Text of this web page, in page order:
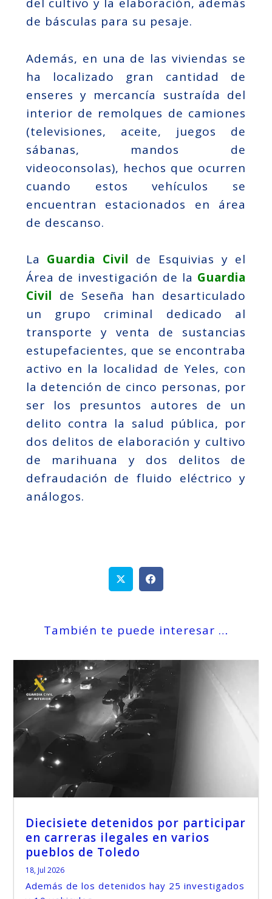
del cultivo y la elaboración, además
de básculas para su pesaje.
Además, en una de las viviendas se
ha localizado gran cantidad de
enseres y mercancía sustraída del
interior de remolques de camiones
(televisiones, aceite, juegos de
sábanas, mandos de
videoconsolas), hechos que ocurren
cuando estos vehículos se
encuentran estacionados en área
de descanso.
La Guardia Civil de Esquivias y el
Área de investigación de la Guardia
Civil de Seseña han desarticulado
un grupo criminal dedicado al
transporte y venta de sustancias
estupefacientes, que se encontraba
activo en la localidad de Yeles, con
la detención de cinco personas, por
ser los presuntos autores de un
delito contra la salud pública, por
dos delitos de elaboración y cultivo
de marihuana y dos delitos de
defraudación de fluido eléctrico y
análogos.
También te puede interesar …
Diecisiete detenidos por participar
en carreras ilegales en varios
pueblos de Toledo
18, Jul 2026
Además de los detenidos hay 25 investigados